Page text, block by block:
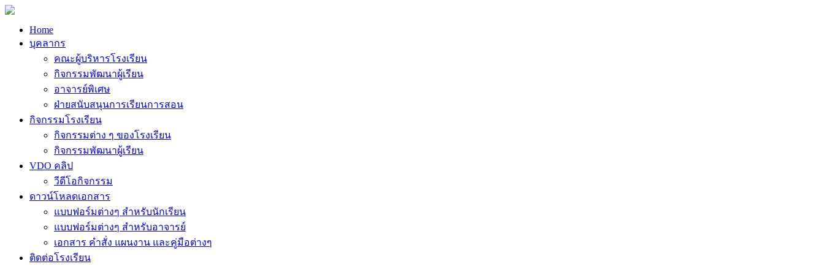
Home
บุคลากร
คณะผู้บริหารโรงเรียน
กิจกรรมพัฒนาผู้เรียน
อาจารย์พิเศษ
ฝ่ายสนับสนุนการเรียนการสอน
กิจกรรมโรงเรียน
กิจกรรมต่าง ๆ ของโรงเรียน
กิจกรรมพัฒนาผู้เรียน
VDO คลิป
วีดีโอกิจกรรม
ดาวน์โหลดเอกสาร
แบบฟอร์มต่างๆ สำหรับนักเรียน
แบบฟอร์มต่างๆ สำหรับอาจารย์
เอกสาร คำสั่ง แผนงาน และคู่มือต่างๆ
ติดต่อโรงเรียน